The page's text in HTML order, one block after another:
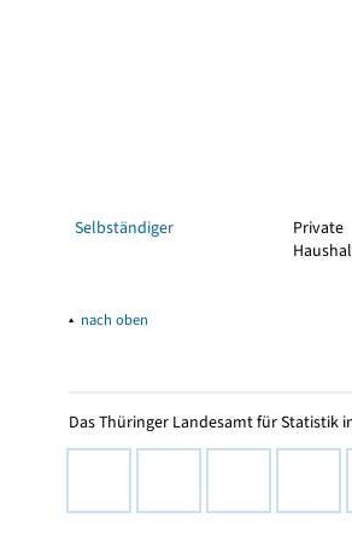
Selbständiger
Private
▴ nach oben
Das Thüringer Landesamt für Statistik